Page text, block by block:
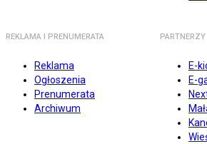
REKLAMA I PRENUMERATA
Reklama
Ogłoszenia
Prenumerata
Archiwum
PARTNERZY
E-
E-